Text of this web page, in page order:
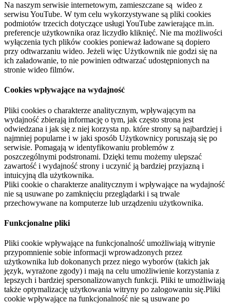
Na naszym serwisie internetowym, zamieszczane są wideo z
serwisu YouTube. W tym celu wykorzystywane są pliki cookies
podmiotów trzecich dotyczące usługi YouTube zawierające m.in.
preferencje użytkownika oraz liczydło kliknięć. Nie ma możliwości
wyłączenia tych plików cookies ponieważ ładowane są dopiero
przy odtwarzaniu wideo. Jeżeli więc Użytkownik nie godzi się na
ich załadowanie, to nie powinien odtwarzać udostępnionych na
stronie wideo filmów.
Cookies wpływające na wydajność
Pliki cookies o charakterze analitycznym, wpływającym na
wydajność zbierają informację o tym, jak często strona jest
odwiedzana i jak się z niej korzysta np. które strony są najbardziej i
najmniej popularne i w jaki sposób Użytkownicy poruszają się po
serwisie. Pomagają w identyfikowaniu problemów z
poszczególnymi podstronami. Dzięki temu możemy ulepszać
zawartość i wydajność strony i uczynić ją bardziej przyjazną i
intuicyjną dla użytkownika.
Pliki cookie o charakterze analitycznym i wpływające na wydajność
nie są usuwane po zamknięciu przeglądarki i są trwale
przechowywane na komputerze lub urządzeniu użytkownika.
Funkcjonalne pliki
Pliki cookie wpływające na funkcjonalność umożliwiają witrynie
przypomnienie sobie informacji wprowadzonych przez
użytkownika lub dokonanych przez niego wyborów (takich jak
język, wyrażone zgody) i mają na celu umożliwienie korzystania z
lepszych i bardziej spersonalizowanych funkcji. Pliki te umożliwiają
także optymalizację użytkowania witryny po zalogowaniu się.Pliki
cookie wpływające na funkcjonalność nie są usuwane po